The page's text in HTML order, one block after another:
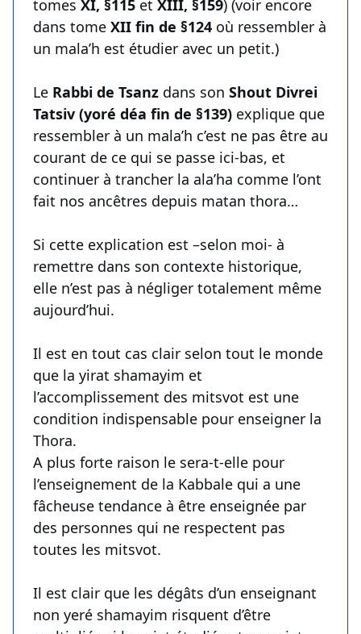
tomes XI, §115 et XIII, §159) (voir encore
dans tome XII fin de §124 où ressembler à
un mala’h est étudier avec un petit.)
Le Rabbi de Tsanz dans son Shout Divrei
Tatsiv (yoré déa fin de §139) explique que
ressembler à un mala’h c’est ne pas être au
courant de ce qui se passe ici-bas, et
continuer à trancher la ala’ha comme l’ont
fait nos ancêtres depuis matan thora…
Si cette explication est –selon moi- à
remettre dans son contexte historique,
elle n’est pas à négliger totalement même
aujourd’hui.
Il est en tout cas clair selon tout le monde
que la yirat shamayim et
l’accomplissement des mitsvot est une
condition indispensable pour enseigner la
Thora.
A plus forte raison le sera-t-elle pour
l’enseignement de la Kabbale qui a une
fâcheuse tendance à être enseignée par
des personnes qui ne respectent pas
toutes les mitsvot.
Il est clair que les dégâts d’un enseignant
non yeré shamayim risquent d’être